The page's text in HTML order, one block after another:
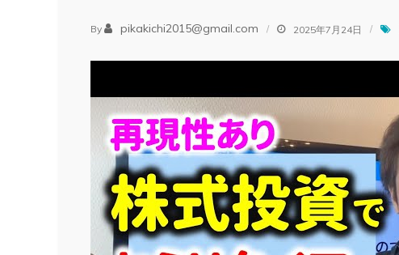
By pikakichi2015@gmail.com 2025年7月24日